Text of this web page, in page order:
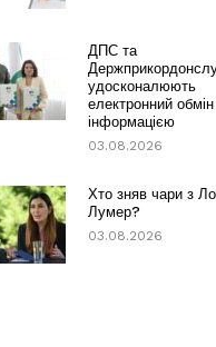
ДПС та
удосконалюють
електронний обмін
інформацією
03.08.2026
Хто зняв чари з
Лумер?
03.08.2026